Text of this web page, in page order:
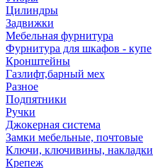
Цилиндры
Задвижки
Мебельная фурнитура
Фурнитура для шкафов - купе
Кронштейны
Газлифт,барный мех
Разное
Подпятники
Ручки
Джокерная система
Замки мебельные, почтовые
Ключи, ключивины, накладки
Крепеж